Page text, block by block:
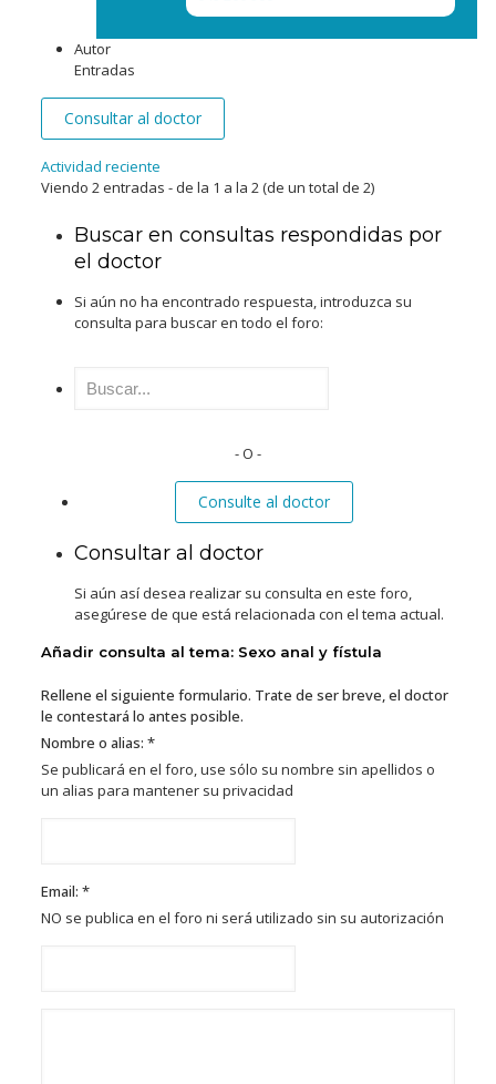
Autor
Entradas
Consultar al doctor
Actividad reciente
Viendo 2 entradas - de la 1 a la 2 (de un total de 2)
Buscar en consultas respondidas por
el doctor
Si aún no ha encontrado respuesta, introduzca su
consulta para buscar en todo el foro:
- O -
Consulte al doctor
Consultar al doctor
Si aún así desea realizar su consulta en este foro,
asegúrese de que está relacionada con el tema actual.
Añadir consulta al tema: Sexo anal y fístula
Rellene el siguiente formulario. Trate de ser breve, el doctor
le contestará lo antes posible.
Nombre o alias: *
Se publicará en el foro, use sólo su nombre sin apellidos o
un alias para mantener su privacidad
Email: *
NO se publica en el foro ni será utilizado sin su autorización